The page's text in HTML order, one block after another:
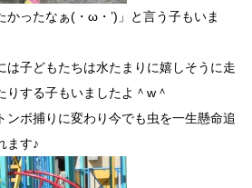
かったなぁ(・ω・’)」と言う子もいま
は子どもたちは水たまりに嬉しそうに走
りする子もいましたよ＾w＾
ンボ捕りに変わり今でも虫を一生懸命追
ます♪